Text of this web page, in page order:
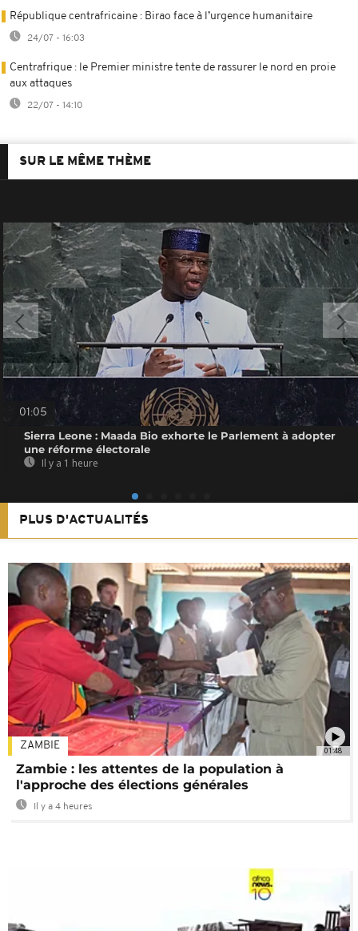
République centrafricaine : Birao face à l’urgence humanitaire
24/07 - 16:03
Centrafrique : le Premier ministre tente de rassurer le nord en proie
aux attaques
22/07 - 14:10
SUR LE MÊME THÈME
01:05
Sierra Leone : Maada Bio exhorte le Parlement à adopter
une réforme électorale
Il y a 1 heure
PLUS D'ACTUALITÉS
01:48
ZAMBIE
Zambie : les attentes de la population à
l'approche des élections générales
Il y a 4 heures